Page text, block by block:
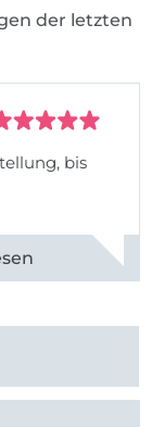
der letzten
bis